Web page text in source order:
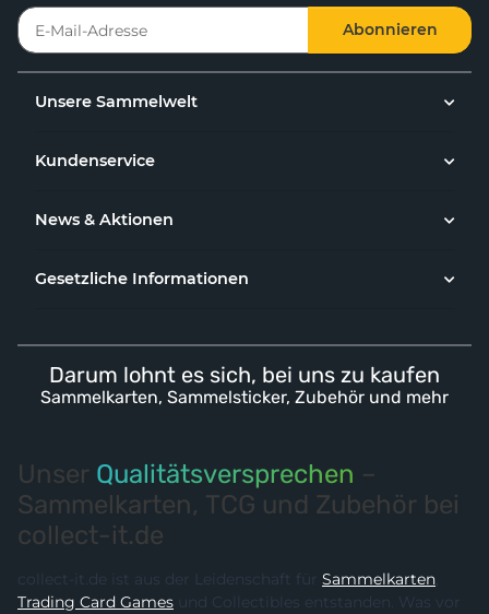
Abonnieren
Unsere Sammelwelt
Kundenservice
News & Aktionen
Gesetzliche Informationen
Darum lohnt es sich, bei uns zu kaufen
Sammelkarten, Sammelsticker, Zubehör und mehr
Unser Qualitätsversprechen –
Sammelkarten, TCG und Zubehör bei
collect-it.de
collect-it.de ist aus der Leidenschaft für Sammelkarten,
Trading Card Games und Collectibles entstanden. Was vor